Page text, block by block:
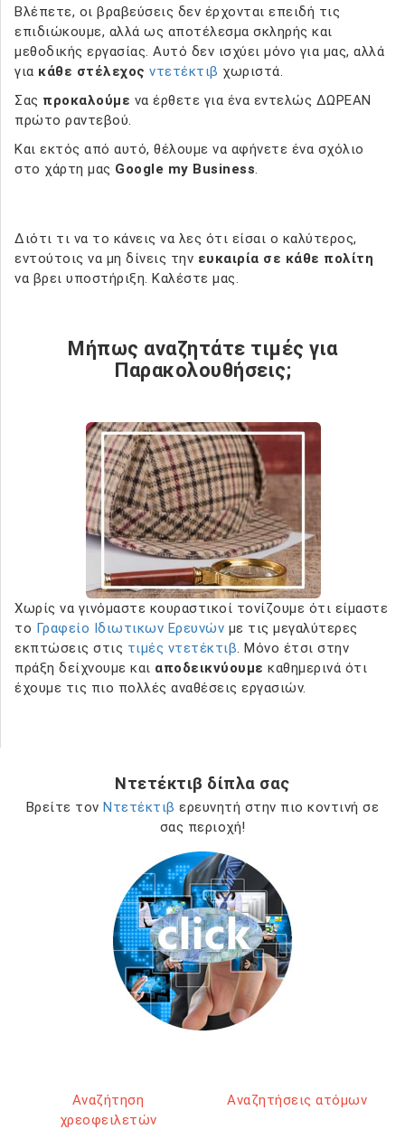
Βλέπετε, οι βραβεύσεις δεν έρχονται επειδή τις
επιδιώκουμε, αλλά ως αποτέλεσμα σκληρής και
μεθοδικής εργασίας. Αυτό δεν ισχύει μόνο για μας, αλλά
για κάθε στέλεχος ντετέκτιβ χωριστά.
Σας προκαλούμε να έρθετε για ένα εντελώς ΔΩΡΕΑΝ
πρώτο ραντεβού.
Και εκτός από αυτό, θέλουμε να αφήνετε ένα σχόλιο
στο χάρτη μας Google my Business.
Διότι τι να το κάνεις να λες ότι είσαι ο καλύτερος,
εντούτοις να μη δίνεις την ευκαιρία σε κάθε πολίτη
να βρει υποστήριξη. Καλέστε μας.
Μήπως αναζητάτε τιμές για
Παρακολουθήσεις;
Χωρίς να γινόμαστε κουραστικοί τονίζουμε ότι είμαστε
το Γραφείο Ιδιωτικων Ερευνών με τις μεγαλύτερες
εκπτώσεις στις τιμές ντετέκτιβ. Μόνο έτσι στην
πράξη δείχνουμε και αποδεικνύουμε καθημερινά ότι
έχουμε τις πιο πολλές αναθέσεις εργασιών.
Ντετέκτιβ δίπλα σας
Βρείτε τον Ντετέκτιβ ερευνητή στην πιο κοντινή σε
σας περιοχή!
Αναζήτηση
χρεοφειλετών
Αναζητήσεις ατόμων